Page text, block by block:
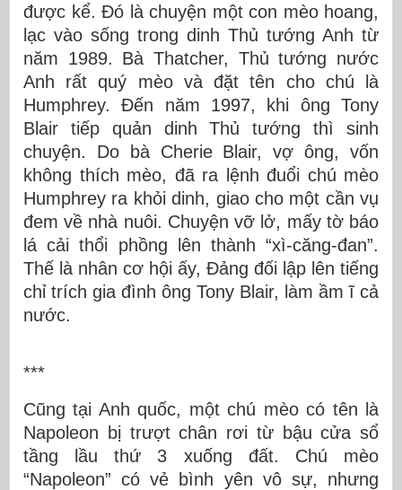
được kể. Đó là chuyện một con mèo hoang,
lạc vào sống trong dinh Thủ tướng Anh từ
năm 1989. Bà Thatcher, Thủ tướng nước
Anh rất quý mèo và đặt tên cho chú là
Humphrey. Đến năm 1997, khi ông Tony
Blair tiếp quản dinh Thủ tướng thì sinh
chuyện. Do bà Cherie Blair, vợ ông, vốn
không thích mèo, đã ra lệnh đuổi chú mèo
Humphrey ra khỏi dinh, giao cho một cần vụ
đem về nhà nuôi. Chuyện vỡ lở, mấy tờ báo
lá cải thổi phồng lên thành “xì-căng-đan”.
Thế là nhân cơ hội ấy, Đảng đối lập lên tiếng
chỉ trích gia đình ông Tony Blair, làm ầm ĩ cả
nước.
***
Cũng tại Anh quốc, một chú mèo có tên là
Napoleon bị trượt chân rơi từ bậu cửa sổ
tầng lầu thứ 3 xuống đất. Chú mèo
“Napoleon” có vẻ bình yên vô sự, nhưng